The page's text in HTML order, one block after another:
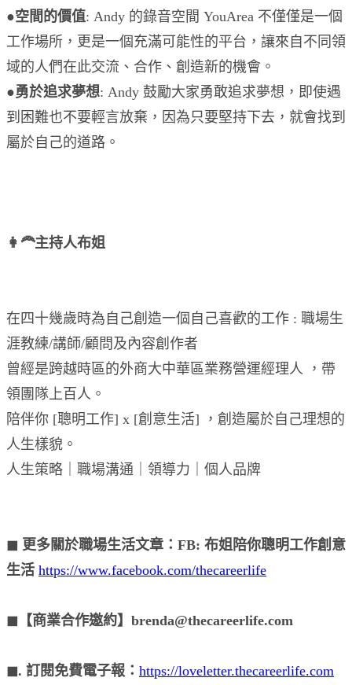
●空間的價值: Andy 的錄音空間 YouArea 不僅僅是一個
工作場所，更是一個充滿可能性的平台，讓來自不同領
域的人們在此交流、合作、創造新的機會。
●勇於追求夢想: Andy 鼓勵大家勇敢追求夢想，即使遇
到困難也不要輕言放棄，因為只要堅持下去，就會找到
屬於自己的道路。
👩‍🦰主持人布姐
在四十幾歲時為自己創造一個自己喜歡的工作 : 職場生
涯教練/講師/顧問及內容創作者
曾經是跨越時區的外商大中華區業務營運經理人 ，帶
領團隊上百人。
陪伴你 [聰明工作] x [創意生活] ，創造屬於自己理想的
人生樣貌。
人生策略｜職場溝通｜領導力｜個人品牌
◼︎ 更多關於職場生活文章：FB: 布姐陪你聰明工作創意
生活 https://www.facebook.com/thecareerlife
◼︎【商業合作邀約】brenda@thecareerlife.com
◼︎. 訂閱免費電子報： https://loveletter.thecareerlife.com